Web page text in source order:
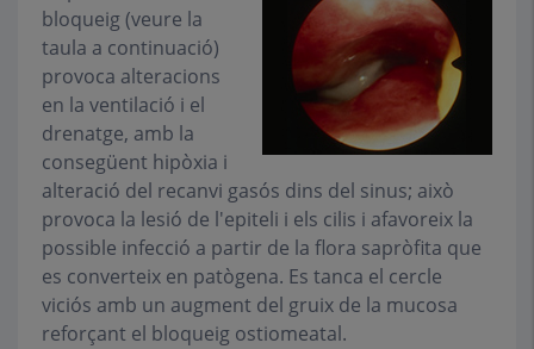
bloqueig (veure la
taula a continuació)
provoca alteracions
en la ventilació i el
drenatge, amb la
consegüent hipòxia i
alteració del recanvi gasós dins del sinus; això
provoca la lesió de l'epiteli i els cilis i afavoreix la
possible infecció a partir de la flora sapròfita que
es converteix en patògena. Es tanca el cercle
viciós amb un augment del gruix de la mucosa
reforçant el bloqueig ostiomeatal.